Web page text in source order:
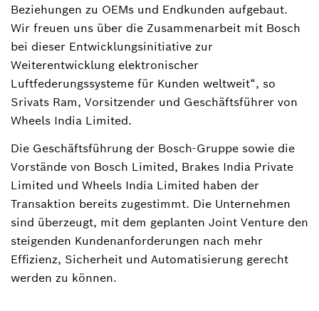
Beziehungen zu OEMs und Endkunden aufgebaut.
Wir freuen uns über die Zusammenarbeit mit Bosch
bei dieser Entwicklungsinitiative zur
Weiterentwicklung elektronischer
Luftfederungssysteme für Kunden weltweit“, so
Srivats Ram, Vorsitzender und Geschäftsführer von
Wheels India Limited.
Die Geschäftsführung der Bosch-Gruppe sowie die
Vorstände von Bosch Limited, Brakes India Private
Limited und Wheels India Limited haben der
Transaktion bereits zugestimmt. Die Unternehmen
sind überzeugt, mit dem geplanten Joint Venture den
steigenden Kundenanforderungen nach mehr
Effizienz, Sicherheit und Automatisierung gerecht
werden zu können.